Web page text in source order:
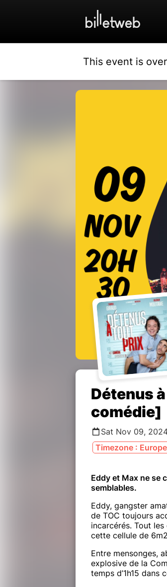
This event is
Détenus
comédie]
Sat Nov 09,
Timezone :
Eddy et Max ne se
semblables.
Eddy, gangster
de TOC toujours
incarcérés. Tout
cette cellule de
Entre mensonges,
explosive de la
temps d’1h15 dans